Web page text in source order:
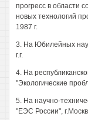
прогресс в области
новых технологий
1987 г.
3. На Юбилейных
г.г.
4. На
"Экологические
5. На научно-
"ЕЭС России",